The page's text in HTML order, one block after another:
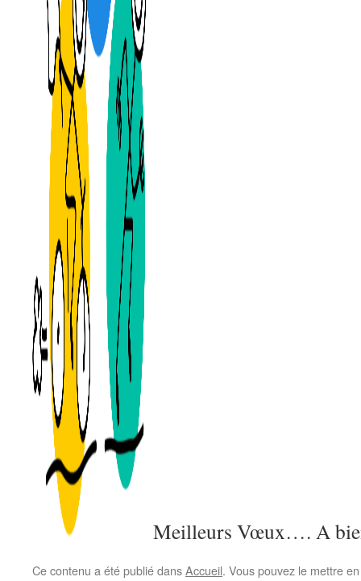
Meilleurs Vœux…. A
Ce contenu a été publié dansAccueil. Vous pouvez le mettre